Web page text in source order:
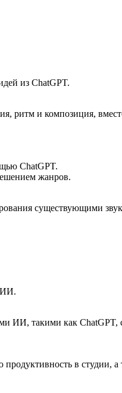
из ChatGPT.
ритм и композиция,
ChatGPT.
жанров.
существующими
ИИ.
ИИ, такими как
в студии, а